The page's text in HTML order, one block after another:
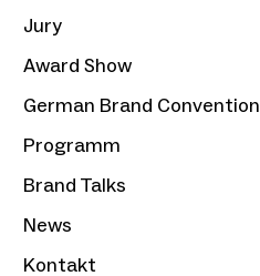
Jury
Award Show
German Brand Convention
Programm
Brand Talks
News
Kontakt